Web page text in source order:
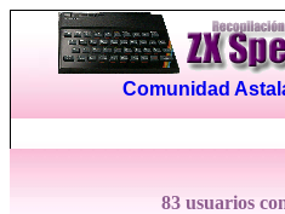
Comunidad
83 usuarios